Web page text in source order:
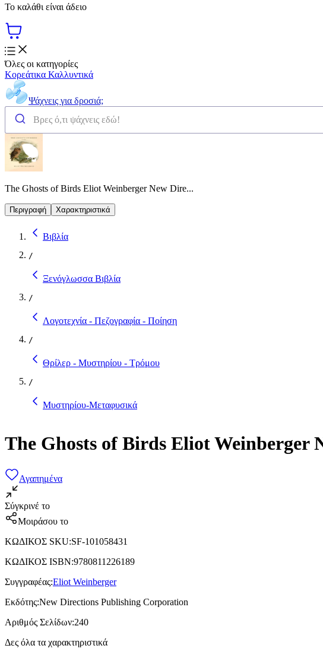
Το καλάθι είναι άδειο
Όλες οι κατηγορίες
Κορεάτικα Καλλυντικά
Ψάχνεις για δροσιά;
The Ghosts of Birds Eliot Weinberger New Dire...
Περιγραφή Χαρακτηριστικά
Βιβλία
/
Ξενόγλωσσα Βιβλία
/
Λογοτεχνία - Πεζογραφία - Ποίηση
/
Θρίλερ - Μυστηρίου - Τρόμου
/
Μυστηρίου-Μεταφυσικά
The Ghosts of Birds Eliot Weinberger
Αγαπημένα
Σύγκρινέ το
Μοιράσου το
ΚΩΔΙΚΟΣ SKU:SF-101058431
ΚΩΔΙΚΟΣ ISBN:9780811226189
Συγγραφέας:Eliot Weinberger
Εκδότης:New Directions Publishing Corporation
Αριθμός Σελίδων:240
Δες όλα τα χαρακτηριστικά